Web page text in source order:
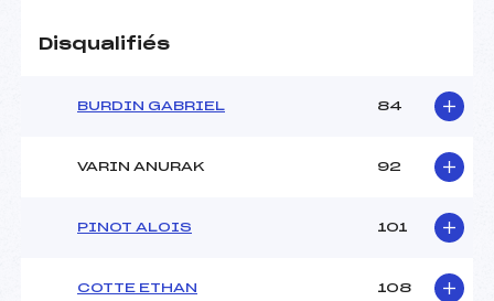
Disqualifiés
BURDIN GABRIEL 84
VARIN ANURAK 92
PINOT ALOIS 101
COTTE ETHAN 108